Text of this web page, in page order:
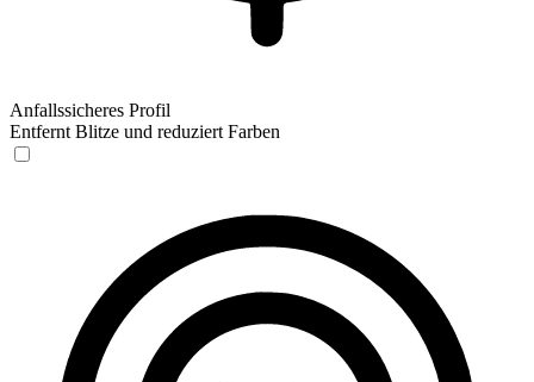
Anfallssicheres Profil
Entfernt Blitze und reduziert Farben